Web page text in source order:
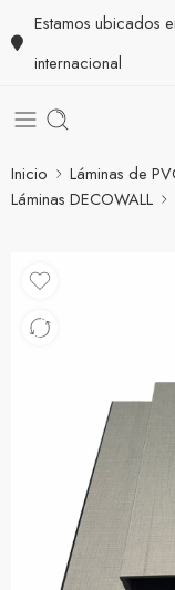
Estamos ubicados
internacional
Inicio
Láminas de
Láminas DECOWALL